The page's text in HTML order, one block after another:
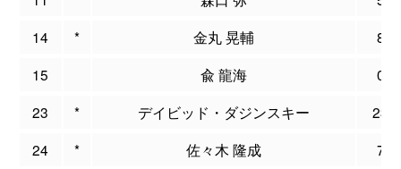
14
* 金丸 晃輔
8
15
兪 龍海
0
23
* デイビッド・ダジンスキー
23
24
* 佐々木 隆成
7